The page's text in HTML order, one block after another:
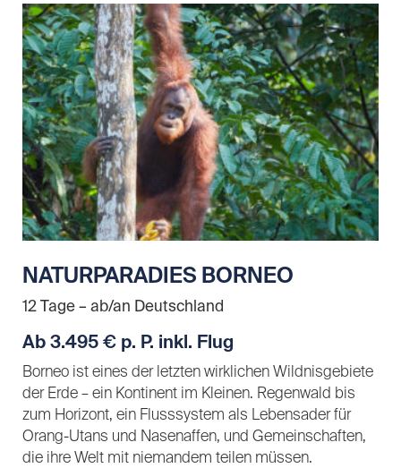
NATURPARADIES BORNEO
12 Tage – ab/an Deutschland
Ab 3.495 € p. P. inkl. Flug
Borneo ist eines der letzten wirklichen Wildnisgebiete
der Erde – ein Kontinent im Kleinen. Regenwald bis
zum Horizont, ein Flusssystem als Lebensader für
Orang-Utans und Nasenaffen, und Gemeinschaften,
die ihre Welt mit niemandem teilen müssen.